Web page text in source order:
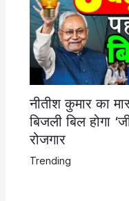
नीतीश कुमार का
बिजली बिल होगा
रोजगार
Trending